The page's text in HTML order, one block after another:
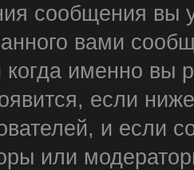
сообщения
вами
когда именно вы
если
и если
или